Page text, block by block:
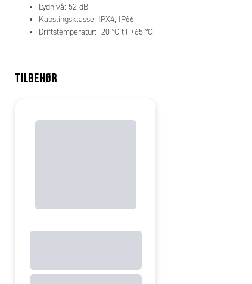
Lydnivå: 52 dB
Kapslingsklasse: IPX4, IP66
Driftstemperatur: -20 °C til +65 °C
TILBEHØR